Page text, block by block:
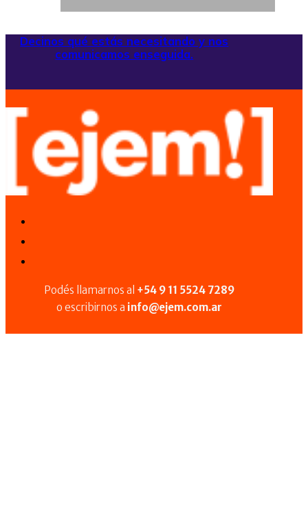
Decinos qué estás necesitando y nos
comunicamos enseguida.
Podés llamarnos al +54 9 11 5524 7289
o escribirnos a info@ejem.com.ar